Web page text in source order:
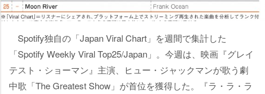
Spotify独自の「Japan Viral Chart」を週間で集計した
「Spotify Weekly Viral Top25/Japan」。今週は、映画『グレイ
テスト・ショーマン』主演、ヒュー・ジャックマンが歌う劇
中歌「The Greatest Show」が首位を獲得した。『ラ・ラ・ラ